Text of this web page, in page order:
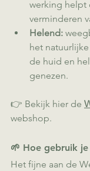
werking helpt
verminderen
Helend:
het
de huid en
genezen.
👉 Bekijk hier de
webshop.
🌱 Hoe gebruik
Het fijne aan de